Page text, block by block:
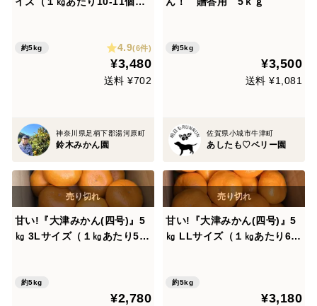
約5kg 4.9(6件)
¥3,480
送料 ¥702
神奈川県足柄下郡湯河原町
鈴木みかん園
約5kg
¥3,500
送料 ¥1,081
佐賀県小城市牛津町
あしたも♡ベリー園
甘い!『大津みかん(四号)』5
㎏ 3Lサイズ（１㎏あたり5個
約5kg
¥2,780
甘い!『大津みかん(四号)』5
㎏ LLサイズ（１㎏あたり6-7
約5kg
¥3,180